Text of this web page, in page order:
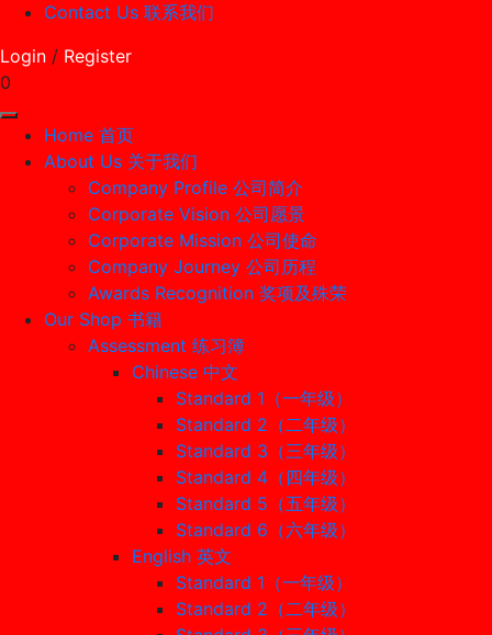
Contact Us 联系我们
Login / Register
0
Home 首页
About Us 关于我们
Company Profile 公司简介
Corporate Vision 公司愿景
Corporate Mission 公司使命
Company Journey 公司历程
Awards Recognition 奖项及殊荣
Our Shop 书籍
Assessment 练习簿
Chinese 中文
Standard 1（一年级）
Standard 2（二年级）
Standard 3（三年级）
Standard 4（四年级）
Standard 5（五年级）
Standard 6（六年级）
English 英文
Standard 1（一年级）
Standard 2（二年级）